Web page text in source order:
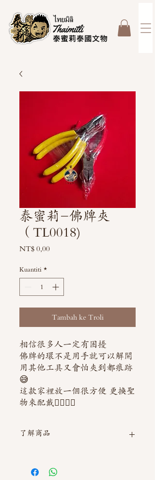
泰蜜莉-佛牌夾
（TL0018)
NT$ 0,00Harga
Kuantiti *
Tambah ke Troli
相信很多人一定有困擾
佛牌的環不是用手就可以解開
用其他工具又會怕夾到都痕跡
😅
這款家裡放一個很方便 更換聖
物來配戴👍🏻👍🏻
了解商品